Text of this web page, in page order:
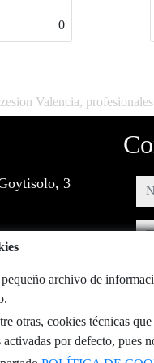
00
zesion Valencia,
3
e-
archivo de
otras, cookies técnicas
por defecto, pues